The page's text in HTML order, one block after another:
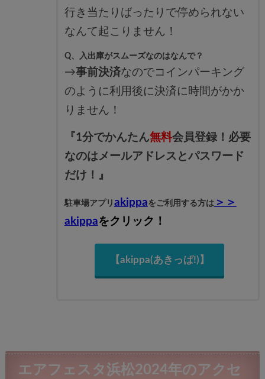
行き当たりばったりで停められない
なんて起こりません！
Q、入出庫がスムーズなのはなんで？
→事前決済なのでコインパーキング
のように利用後に決済に時間がかか
りません！
『1分でかんたん無料会員登録！必要
なのはメールアドレスとパスワード
だけ！』
駐車場アプリ akippa をご利用する方は＞＞
akippaをクリック！
【akippa(あきっぱ!)】
エアフェスタ浜松2024年のアクセ